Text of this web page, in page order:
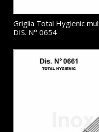
Griglia Total Hygienic
DIS. N° 0654